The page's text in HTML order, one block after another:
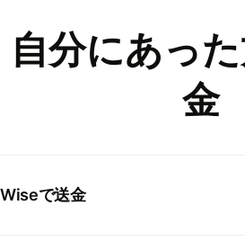
自分にあっ
金
Wiseで送金